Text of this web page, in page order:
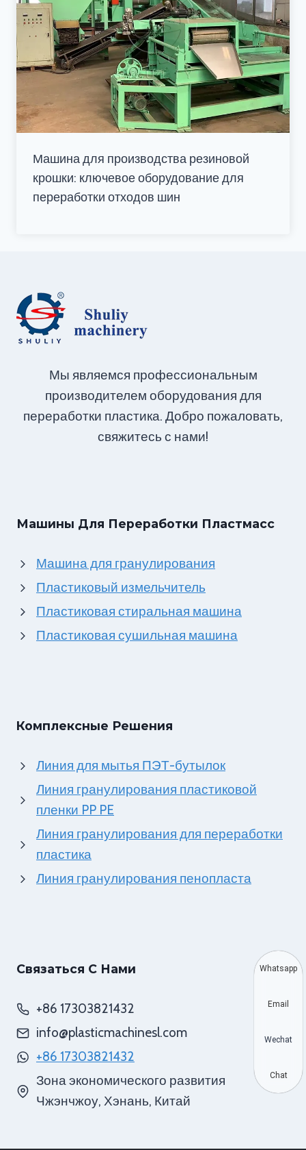
Машина для производства резиновой
крошки: ключевое оборудование для
переработки отходов шин
Мы являемся профессиональным
производителем оборудования для
переработки пластика. Добро пожаловать,
свяжитесь с нами!
Машины Для Переработки Пластмасс
Машина для гранулирования
Пластиковый измельчитель
Пластиковая стиральная машина
Пластиковая сушильная машина
Комплексные Решения
Линия для мытья ПЭТ-бутылок
Линия гранулирования пластиковой
пленки PP PE
Линия гранулирования для переработки
пластика
Линия гранулирования пенопласта
Связаться С Нами
+86 17303821432
info@plasticmachinesl.com
+86 17303821432
Зона экономического развития
Чжэнчжоу, Хэнань, Китай
Whatsapp
Email
Wechat
Chat